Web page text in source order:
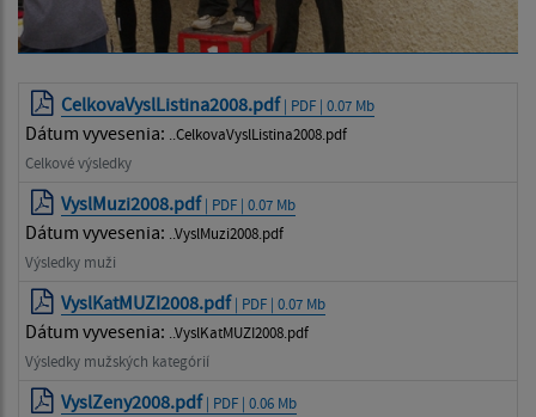
CelkovaVyslListina2008.pdf | PDF | 0.07 Mb
Dátum vyvesenia: ..CelkovaVyslListina2008.pdf
Celkové výsledky
VyslMuzi2008.pdf | PDF | 0.07 Mb
Dátum vyvesenia: ..VyslMuzi2008.pdf
Výsledky muži
VyslKatMUZI2008.pdf | PDF | 0.07 Mb
Dátum vyvesenia: ..VyslKatMUZI2008.pdf
Výsledky mužských kategórií
VyslZeny2008.pdf | PDF | 0.06 Mb